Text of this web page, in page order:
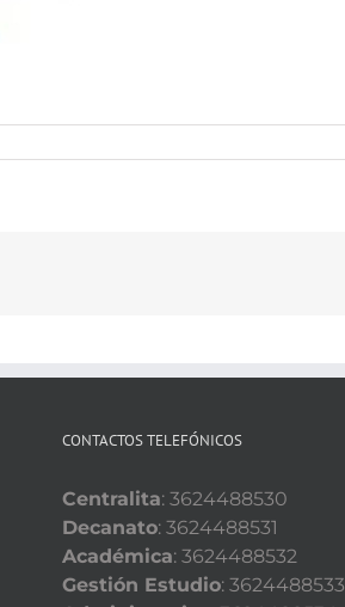
CONTACTOS TELEFÓNICOS
Centralita: 3624488530
Decanato: 3624488531
Académica: 3624488532
Gestión Estudio: 3624488533